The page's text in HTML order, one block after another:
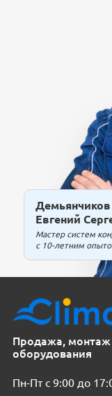
Демьянчиков
Евгений
Мастер систем
с 10-летним
Продажа, монтаж
оборудования
Пн-Пт с 9:00 до